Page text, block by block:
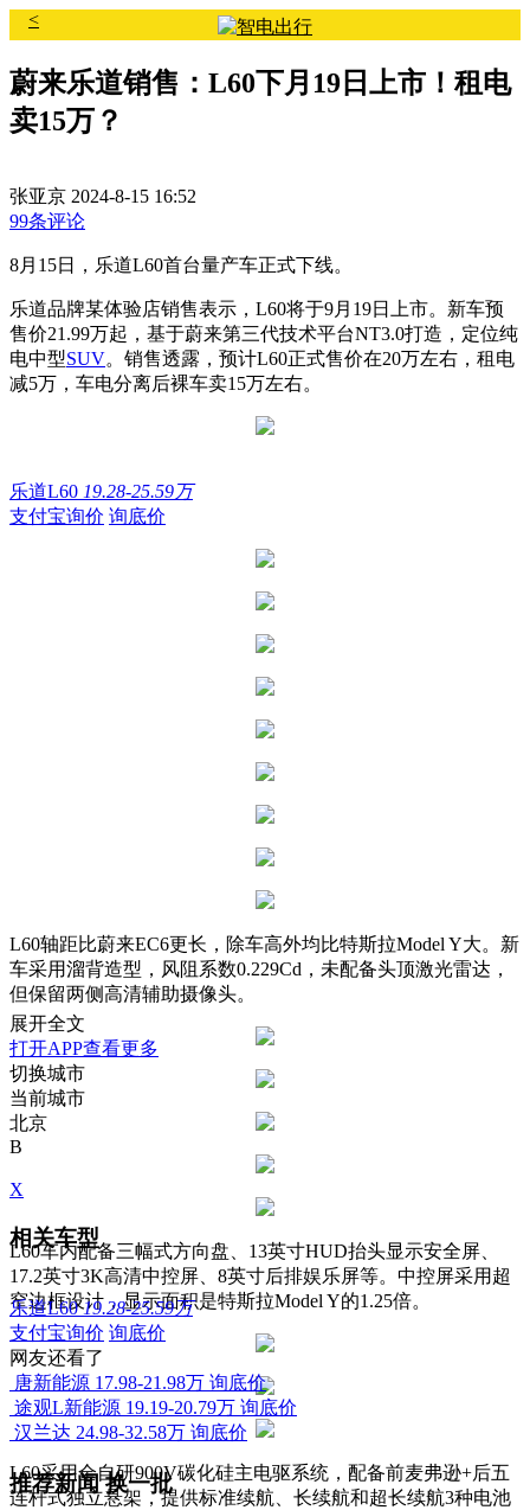
<
蔚来乐道销售：L60下月19日上市！租电
卖15万？
张亚京 2024-8-15 16:52
99条评论
8月15日，乐道L60首台量产车正式下线。
乐道品牌某体验店销售表示，L60将于9月19日上市。新车预
售价21.99万起，基于蔚来第三代技术平台NT3.0打造，定位纯
电中型SUV。销售透露，预计L60正式售价在20万左右，租电
减5万，车电分离后裸车卖15万左右。
乐道L60 19.28-25.59万
支付宝询价 询底价
L60轴距比蔚来EC6更长，除车高外均比特斯拉Model Y大。新
车采用溜背造型，风阻系数0.229Cd，未配备头顶激光雷达，
但保留两侧高清辅助摄像头。
L60车内配备三幅式方向盘、13英寸HUD抬头显示安全屏、
17.2英寸3K高清中控屏、8英寸后排娱乐屏等。中控屏采用超
窄边框设计，显示面积是特斯拉Model Y的1.25倍。
L60采用全自研900V碳化硅主电驱系统，配备前麦弗逊+后五
连杆式独立悬架，提供标准续航、长续航和超长续航3种电池
展开全文
打开APP查看更多
切换城市
当前城市
北京
B
X
相关车型
乐道L60 19.28-25.59万
支付宝询价 询底价
网友还看了
唐新能源 17.98-21.98万 询底价
途观L新能源 19.19-20.79万 询底价
汉兰达 24.98-32.58万 询底价
推荐新闻换一批